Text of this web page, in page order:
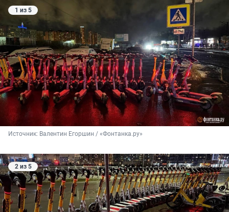
1 из 5
Источник: Валентин Егоршин / «Фонтанка.ру»
2 из 5